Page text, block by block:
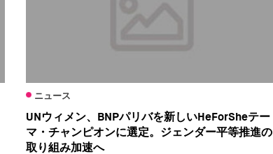
ニュース
UNウィメン、BNPパリバを新しいHeForSheテー
マ・チャンピオンに選定。ジェンダー平等推進の
取り組み加速へ